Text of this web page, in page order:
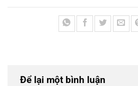
Để lại một bình luận